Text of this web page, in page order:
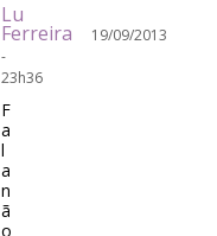
Lu
Ferreira
19/09/2013
-
23h36
F
a
l
a
n
ã
o